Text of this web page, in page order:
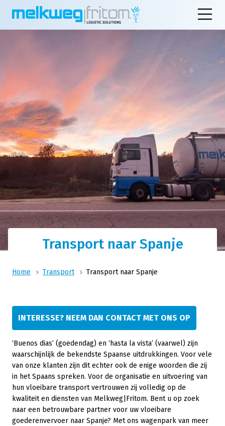
Transport naar Spanje
Home Transport Transport naar Spanje
INTERESSE? NEEM DAN CONTACT MET ONS OP
‘Buenos dias’ (goedendag) en ‘hasta la vista’ (vaarwel) zijn
waarschijnlijk de bekendste Spaanse uitdrukkingen. Voor vele
van onze klanten zijn dit echter ook de enige woorden die zij
in het Spaans spreken. Voor de organisatie en uitvoering van
hun vloeibare transport vertrouwen zij volledig op de
kwaliteit en diensten van Melkweg|Fritom. Bent u op zoek
naar een betrouwbare partner voor uw vloeibare
goederenvervoer naar Spanje? Met ons wagenpark van meer